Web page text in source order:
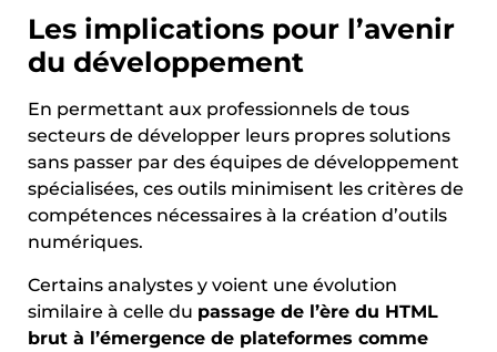
Les implications pour l’avenir
du développement
En permettant aux professionnels de tous
secteurs de développer leurs propres solutions
sans passer par des équipes de développement
spécialisées, ces outils minimisent les critères de
compétences nécessaires à la création d’outils
numériques.
Certains analystes y voient une évolution
similaire à celle du passage de l’ère du HTML
brut à l’émergence de plateformes comme